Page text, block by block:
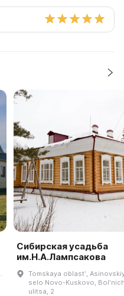
Сибирская усадьба
им.Н.А.Лампсакова
Tomskaya oblastʹ,
selo Novo-Kuskovo,
ulitsa, 2